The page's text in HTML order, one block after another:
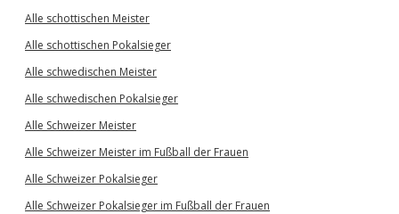
Alle schottischen Meister
Alle schottischen Pokalsieger
Alle schwedischen Meister
Alle schwedischen Pokalsieger
Alle Schweizer Meister
Alle Schweizer Meister im Fußball der Frauen
Alle Schweizer Pokalsieger
Alle Schweizer Pokalsieger im Fußball der Frauen